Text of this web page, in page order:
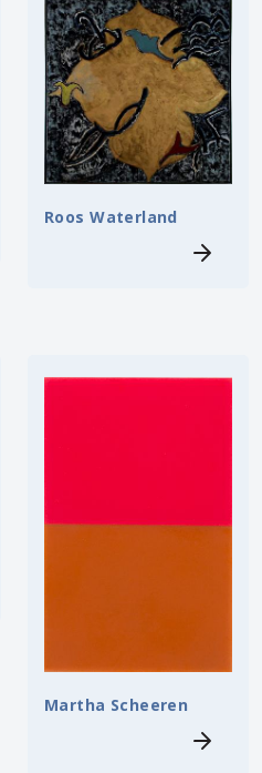
Roos Waterland
Martha Scheeren